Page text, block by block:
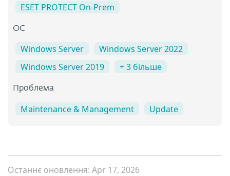
ESET PROTECT On-Prem
ОС
Windows Server
Windows Server 2022
Windows Server 2019
+ 3 більше
Проблема
Maintenance & Management Update
Останнє оновлення: Apr 17, 2026